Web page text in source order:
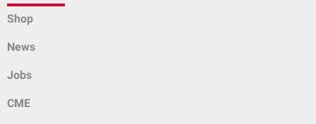
Shop
News
Jobs
CME